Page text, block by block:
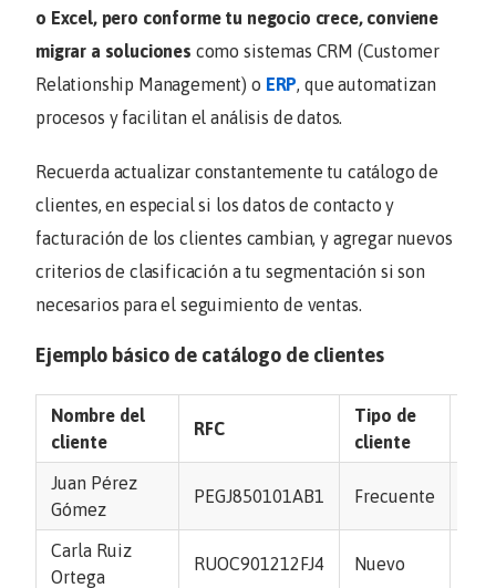
o Excel, pero conforme tu negocio crece, conviene
migrar a soluciones como sistemas CRM (Customer
Relationship Management) o ERP, que automatizan
procesos y facilitan el análisis de datos.
Recuerda actualizar constantemente tu catálogo de
clientes, en especial si los datos de contacto y
facturación de los clientes cambian, y agregar nuevos
criterios de clasificación a tu segmentación si son
necesarios para el seguimiento de ventas.
Ejemplo básico de catálogo de clientes
Nombre del
cliente
RFC
Tipo de
cliente
Juan Pérez
Gómez
PEGJ850101AB1 Frecuente
Carla Ruiz
Ortega
RUOC901212FJ4 Nuevo